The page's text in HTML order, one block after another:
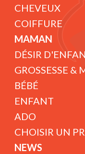
CHEVEUX
COIFFURE
MAMAN
DÉSIR
GROSSESSE &
BÉBÉ
ENFANT
ADO
CHOISIR UN
NEWS